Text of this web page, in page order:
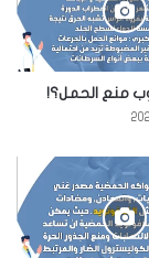
منع الحمل؟!